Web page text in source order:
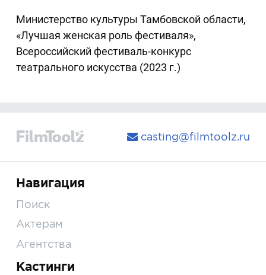
Министерство культуры Тамбовской области,
«Лучшая женская роль фестиваля»,
Всероссийский фестиваль-конкурс
театрального искусства (2023 г.)
casting@filmtoolz.ru
Навигация
Поиск
Актерам
Агентства
Кастинги